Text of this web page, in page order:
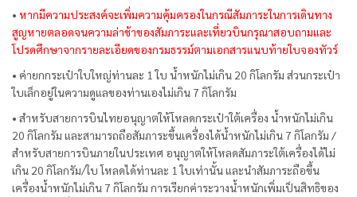
• หากมีความประสงค์จะเพิ่มความคุ้มครองในกรณีสัมภาระในการเดินทาง
สูญหายตลอดจนความล่าช้าของสัมภาระและเที่ยวบินกรุณาสอบถามและ
โปรดศึกษาจากรายละเอียดของกรมธรรม์ตามเอกสารแนบท้ายใบจองทัวร์
• ค่ายกกระเป๋าใบใหญ่ท่านละ 1 ใบ น้ำหนักไม่เกิน 20 กิโลกรัม ส่วนกระเป๋า
ใบเล็กอยู่ในความดูแลของท่านเองไม่เกิน 7 กิโลกรัม
• สำหรับสายการบินไทยอนุญาตให้โหลดกระเป๋าใต้เครื่อง น้ำหนักไม่เกิน
20 กิโลกรัม และสามารถถือสัมภาระขึ้นเครื่องได้น้ำหนักไม่เกิน 7 กิโลกรัม /
สำหรับสายการบินภายในประเทศ อนุญาตให้โหลดสัมภาระใต้เครื่องได้ไม่
เกิน 20 กิโลกรัม/ใบ โหลดได้ท่านละ 1 ใบเท่านั้น และนำสัมภาระถือขึ้น
เครื่องน้ำหนักไม่เกิน 7 กิโลกรัม การเรียกค่าระวางน้ำหนักเพิ่มเป็นสิทธิของ